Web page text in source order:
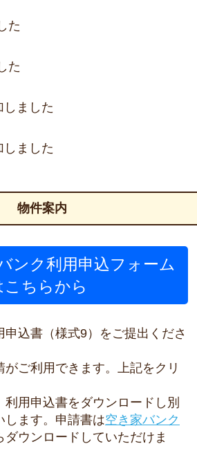
た
た
しました
しました
物件案内
ンク利用申込フォーム
こちらから
申込書（様式9）をご提出くださ
ご利用できます。上記をクリ
用申込書をダウンロードし別
します。申請書は空き家バンク
ダウンロードしていただけま